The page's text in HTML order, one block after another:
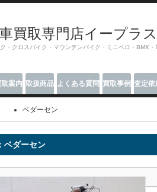
買取専門店イープラス
・クロスバイク・マウンテンバイク・ミニベロ・BMX
取案内 取扱商品 よくある質問 買取事例 査定依
ベダーセン
ベダーセン